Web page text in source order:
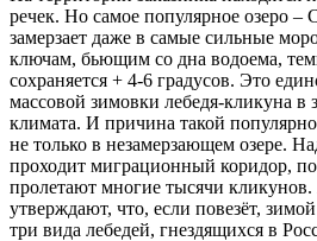
речек. Но самое популярное озеро –
замерзает даже в самые сильные
ключам, бьющим со дна водоема,
сохраняется + 4-6 градусов. Это
массовой зимовки лебедя-кликуна в
климата. И причина такой
не только в незамерзающем озере.
проходит миграционный коридор,
пролетают многие тысячи
утверждают, что, если повезёт,
три вида лебедей, гнездящихся в